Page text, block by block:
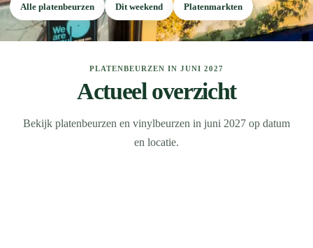
Alle platenbeurzen Dit weekend Platenmarkten
PLATENBEURZEN IN JUNI 2027
Actueel overzicht
Bekijk platenbeurzen en vinylbeurzen in juni 2027 op datum
en locatie.